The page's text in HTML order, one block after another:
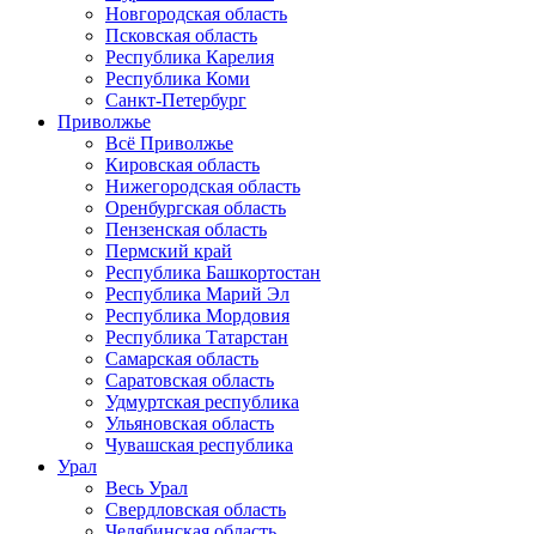
Новгородская область
Псковская область
Республика Карелия
Республика Коми
Санкт-Петербург
Приволжье
Всё Приволжье
Кировская область
Нижегородская область
Оренбургская область
Пензенская область
Пермский край
Республика Башкортостан
Республика Марий Эл
Республика Мордовия
Республика Татарстан
Самарская область
Саратовская область
Удмуртская республика
Ульяновская область
Чувашская республика
Урал
Весь Урал
Свердловская область